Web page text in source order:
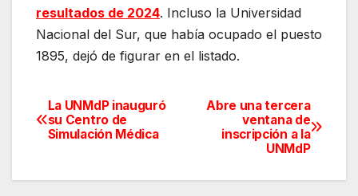
resultados de 2024. Incluso la Universidad
Nacional del Sur, que había ocupado el puesto
1895, dejó de figurar en el listado.
Navegación
de
entradas
Abre una tercera
ventana de
inscripción a la
UNMdP
La UNMdP inauguró
su Centro de
Simulación Médica